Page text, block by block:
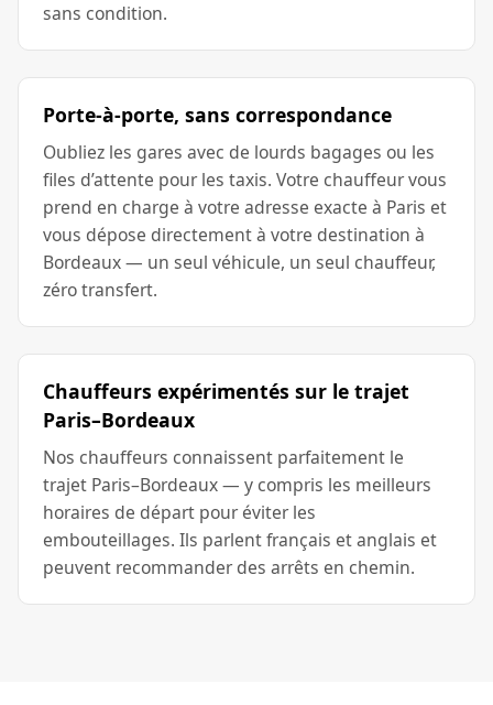
sans condition.
Porte-à-porte, sans correspondance
Oubliez les gares avec de lourds bagages ou les
files d’attente pour les taxis. Votre chauffeur vous
prend en charge à votre adresse exacte à Paris et
vous dépose directement à votre destination à
Bordeaux — un seul véhicule, un seul chauffeur,
zéro transfert.
Chauffeurs expérimentés sur le trajet
Paris–Bordeaux
Nos chauffeurs connaissent parfaitement le
trajet Paris–Bordeaux — y compris les meilleurs
horaires de départ pour éviter les
embouteillages. Ils parlent français et anglais et
peuvent recommander des arrêts en chemin.